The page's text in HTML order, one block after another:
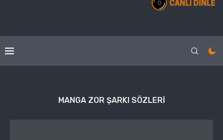
MANGA ZOR ŞARKI SÖZLERI